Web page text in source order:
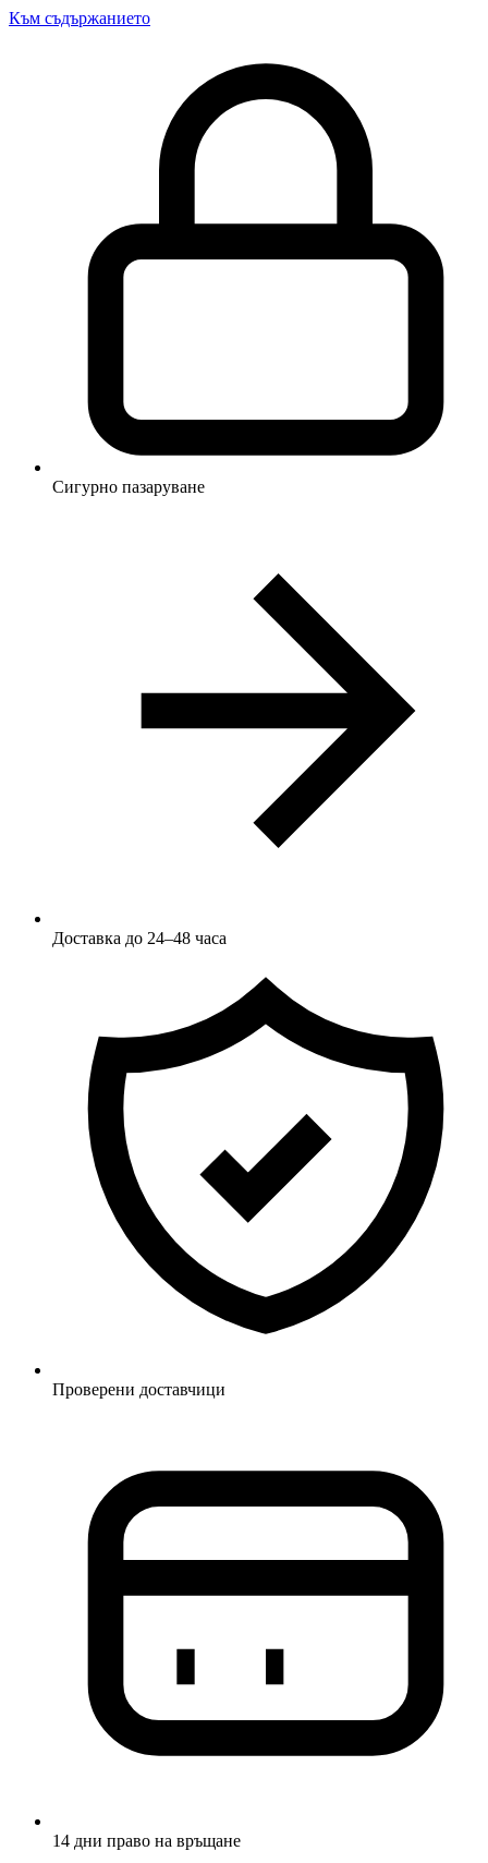
Към съдържанието
Сигурно пазаруване
Доставка до 24–48 часа
Проверени доставчици
14 дни право на връщане